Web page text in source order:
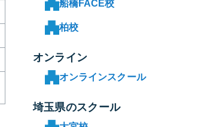
船橋FACE校
柏校
オンライン
オンラインスクール
埼玉県のスクール